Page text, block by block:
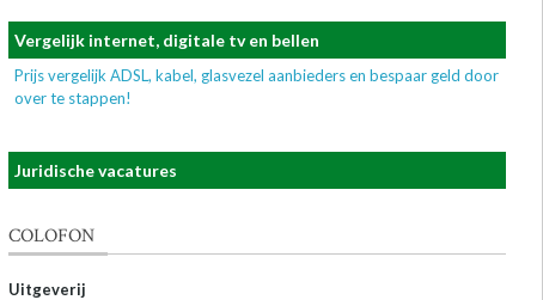
Vergelijk internet, digitale tv en bellen
Prijs vergelijk ADSL, kabel, glasvezel aanbieders en bespaar geld door
over te stappen!
Juridische vacatures
COLOFON
Uitgeverij